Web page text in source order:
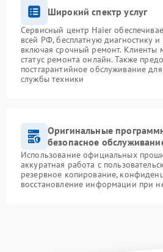
Широкий спектр услуг
Сервисный центр Haier
всей РФ, бесплатную диагностику
включая срочный ремонт. Клиенты
статус ремонта онлайн. Также
постгарантийное обслуживание
службы техники
Оригинальные
безопасное
Использование официальных
аккуратная работа с
резервное копирование,
восстановление информации при